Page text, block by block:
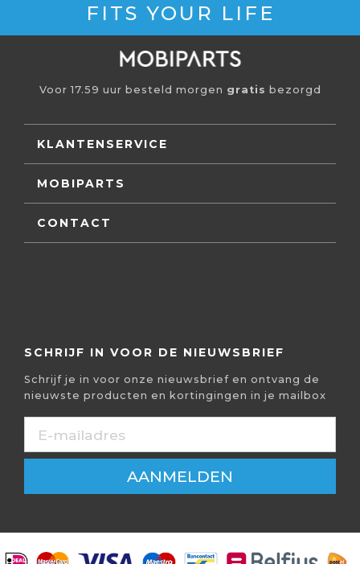
FITS YOUR LIFE
Voor 17.59 uur besteld morgen gratis bezorgd
KLANTENSERVICE
MOBIPARTS
CONTACT
SCHRIJF IN VOOR DE NIEUWSBRIEF
Schrijf je in voor onze nieuwsbrief en ontvang de
nieuwste producten en kortingingen in je mailbox
AANMELDEN